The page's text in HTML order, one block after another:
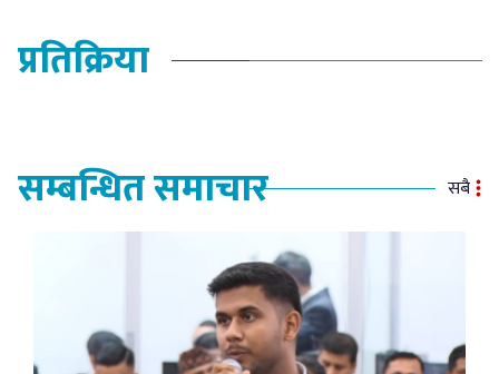
प्रतिक्रिया
सम्बन्धित समाचार सबै